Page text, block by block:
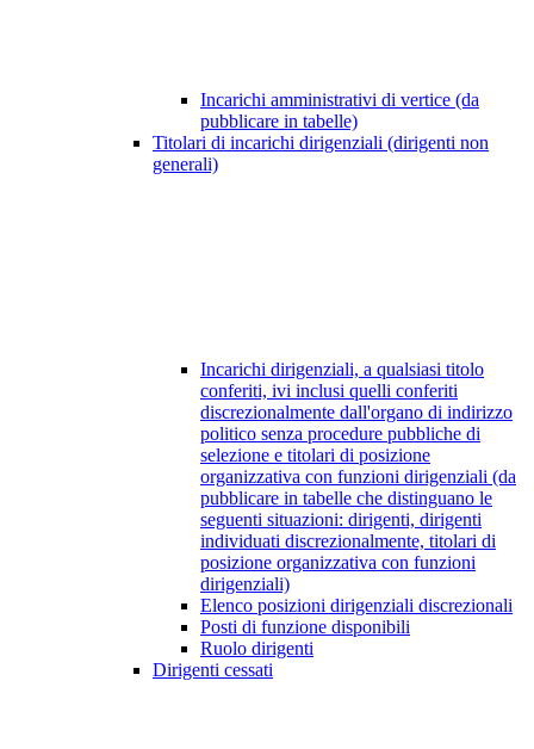
Incarichi amministrativi di vertice (da
pubblicare in tabelle)
Titolari di incarichi dirigenziali (dirigenti non
generali)
Incarichi dirigenziali, a qualsiasi titolo
conferiti, ivi inclusi quelli conferiti
discrezionalmente dall'organo di indirizzo
politico senza procedure pubbliche di
selezione e titolari di posizione
organizzativa con funzioni dirigenziali (da
pubblicare in tabelle che distinguano le
seguenti situazioni: dirigenti, dirigenti
individuati discrezionalmente, titolari di
posizione organizzativa con funzioni
dirigenziali)
Elenco posizioni dirigenziali discrezionali
Posti di funzione disponibili
Ruolo dirigenti
Dirigenti cessati